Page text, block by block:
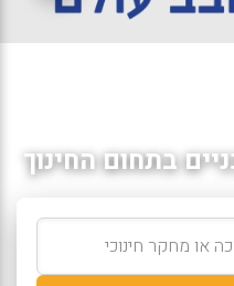
בתחום החינוך